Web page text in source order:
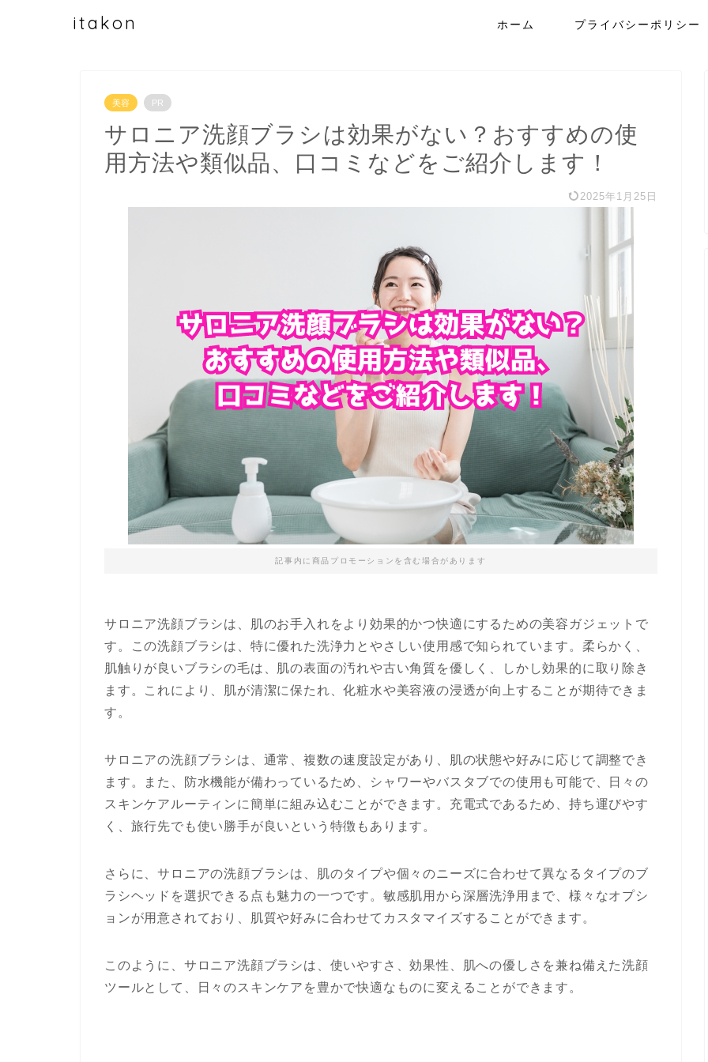
itakon ホーム プライバシーポリシー
美容 PR
サロニア洗顔ブラシは効果がない？おすすめの使
用方法や類似品、口コミなどをご紹介します！
2025年1月25日
記事内に商品プロモーションを含む場合があります
サロニア洗顔ブラシは、肌のお手入れをより効果的かつ快適にするための美容ガジェットで
す。この洗顔ブラシは、特に優れた洗浄力とやさしい使用感で知られています。柔らかく、
肌触りが良いブラシの毛は、肌の表面の汚れや古い角質を優しく、しかし効果的に取り除き
ます。これにより、肌が清潔に保たれ、化粧水や美容液の浸透が向上することが期待できま
す。
サロニアの洗顔ブラシは、通常、複数の速度設定があり、肌の状態や好みに応じて調整でき
ます。また、防水機能が備わっているため、シャワーやバスタブでの使用も可能で、日々の
スキンケアルーティンに簡単に組み込むことができます。充電式であるため、持ち運びやす
く、旅行先でも使い勝手が良いという特徴もあります。
さらに、サロニアの洗顔ブラシは、肌のタイプや個々のニーズに合わせて異なるタイプのブ
ラシヘッドを選択できる点も魅力の一つです。敏感肌用から深層洗浄用まで、様々なオプシ
ョンが用意されており、肌質や好みに合わせてカスタマイズすることができます。
このように、サロニア洗顔ブラシは、使いやすさ、効果性、肌への優しさを兼ね備えた洗顔
ツールとして、日々のスキンケアを豊かで快適なものに変えることができます。